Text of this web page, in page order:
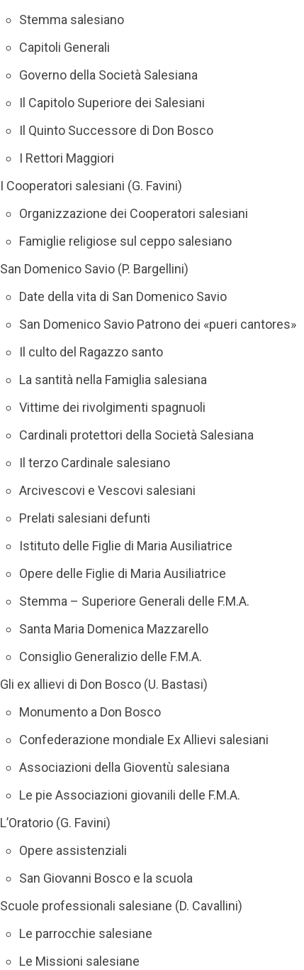
Stemma salesiano
Capitoli Generali
Governo della Società Salesiana
Il Capitolo Superiore dei Salesiani
Il Quinto Successore di Don Bosco
I Rettori Maggiori
I Cooperatori salesiani (G. Favini)
Organizzazione dei Cooperatori salesiani
Famiglie religiose sul ceppo salesiano
San Domenico Savio (P. Bargellini)
Date della vita di San Domenico Savio
San Domenico Savio Patrono dei «pueri cantores»
Il culto del Ragazzo santo
La santità nella Famiglia salesiana
Vittime dei rivolgimenti spagnuoli
Cardinali protettori della Società Salesiana
Il terzo Cardinale salesiano
Arcivescovi e Vescovi salesiani
Prelati salesiani defunti
Istituto delle Figlie di Maria Ausiliatrice
Opere delle Figlie di Maria Ausiliatrice
Stemma – Superiore Generali delle F.M.A.
Santa Maria Domenica Mazzarello
Consiglio Generalizio delle F.M.A.
Gli ex allievi di Don Bosco (U. Bastasi)
Monumento a Don Bosco
Confederazione mondiale Ex Allievi salesiani
Associazioni della Gioventù salesiana
Le pie Associazioni giovanili delle F.M.A.
L’Oratorio (G. Favini)
Opere assistenziali
San Giovanni Bosco e la scuola
Scuole professionali salesiane (D. Cavallini)
Le parrocchie salesiane
Le Missioni salesiane